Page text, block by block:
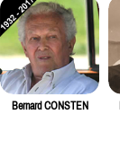
Bernard CONSTEN